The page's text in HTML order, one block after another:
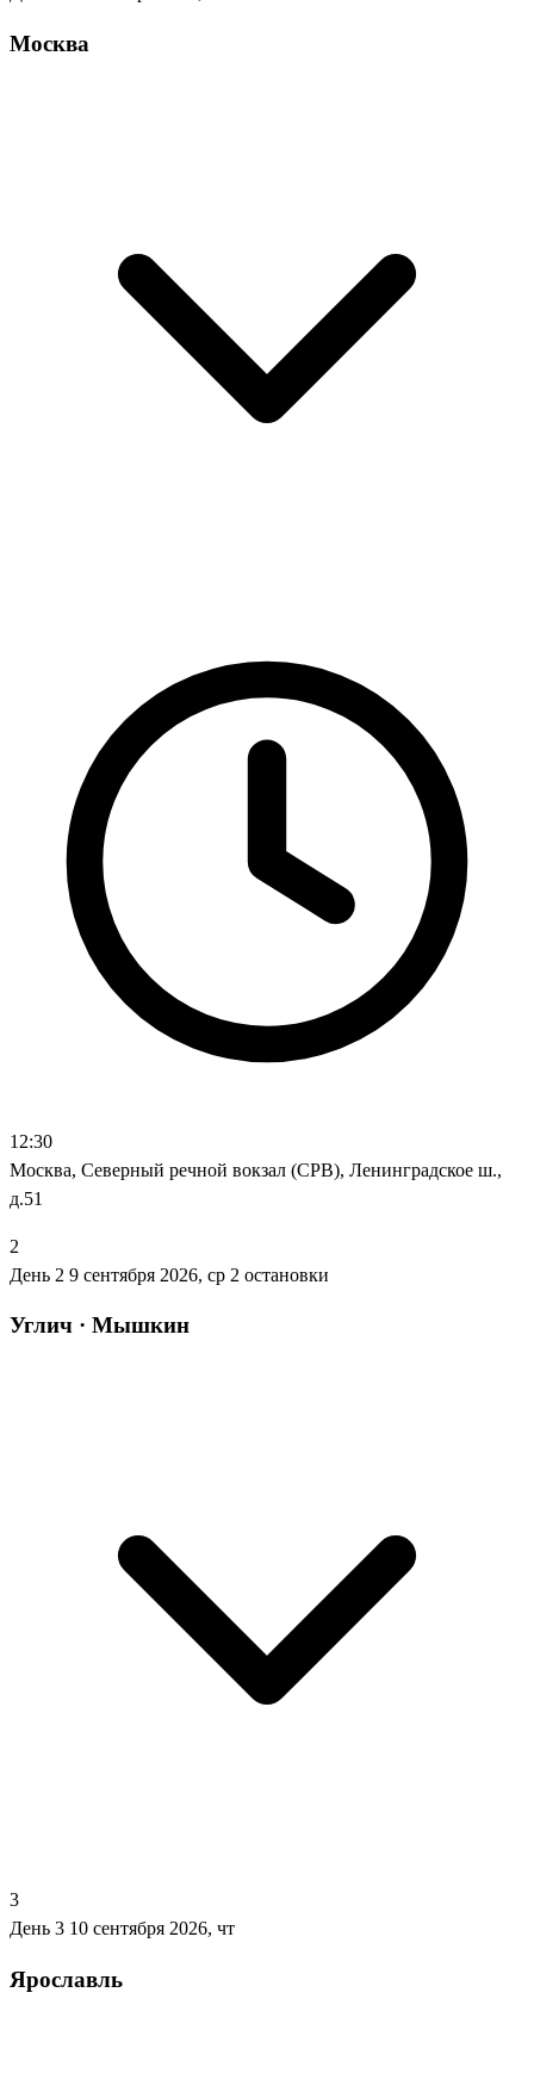
Москва
12:30
Москва, Северный речной вокзал (СРВ), Ленинградское ш.,
д.51
2
День 2 9 сентября 2026, ср 2 остановки
Углич · Мышкин
3
День 3 10 сентября 2026, чт
Ярославль